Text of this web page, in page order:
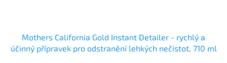
Mothers California Gold Instant Detailer - rychlý a
účinný přípravek pro odstranění lehkých nečistot, 710 ml